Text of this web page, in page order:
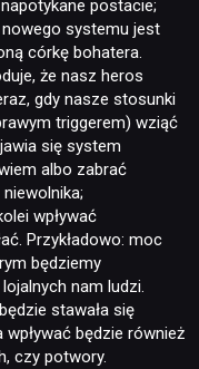
postacie;
systemu jest
córkę bohatera.
że nasz heros
gdy nasze stosunki
triggerem) wziąć
się system
albo zabrać
wpływać
Przykładowo: moc
będziemy
nam ludzi.
stawała się
będzie również
czy potwory.